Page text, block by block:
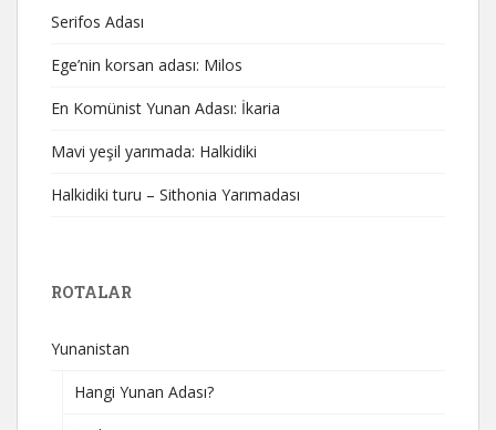
Serifos Adası
Ege’nin korsan adası: Milos
En Komünist Yunan Adası: İkaria
Mavi yeşil yarımada: Halkidiki
Halkidiki turu – Sithonia Yarımadası
ROTALAR
Yunanistan
Hangi Yunan Adası?